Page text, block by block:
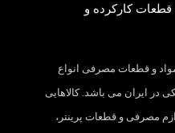
قطعات کارکرده و
و قطعات مصرفی انواع
در ایران می باشد. کالاهایی
مصرفی و قطعات پرینتر،